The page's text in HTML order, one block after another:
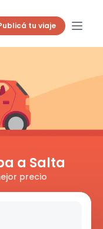
tu viaje
a Salta
precio